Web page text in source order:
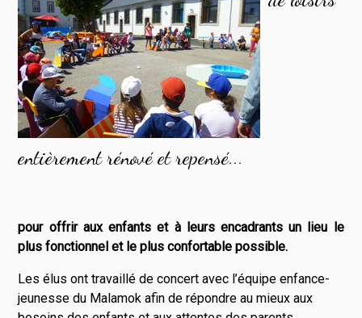
entièrement rénové et repensé...
pour offrir aux enfants et à leurs encadrants un lieu le
plus fonctionnel et le plus confortable possible.
Les élus ont travaillé de concert avec l’équipe enfance-
jeunesse du Malamok afin de répondre au mieux aux